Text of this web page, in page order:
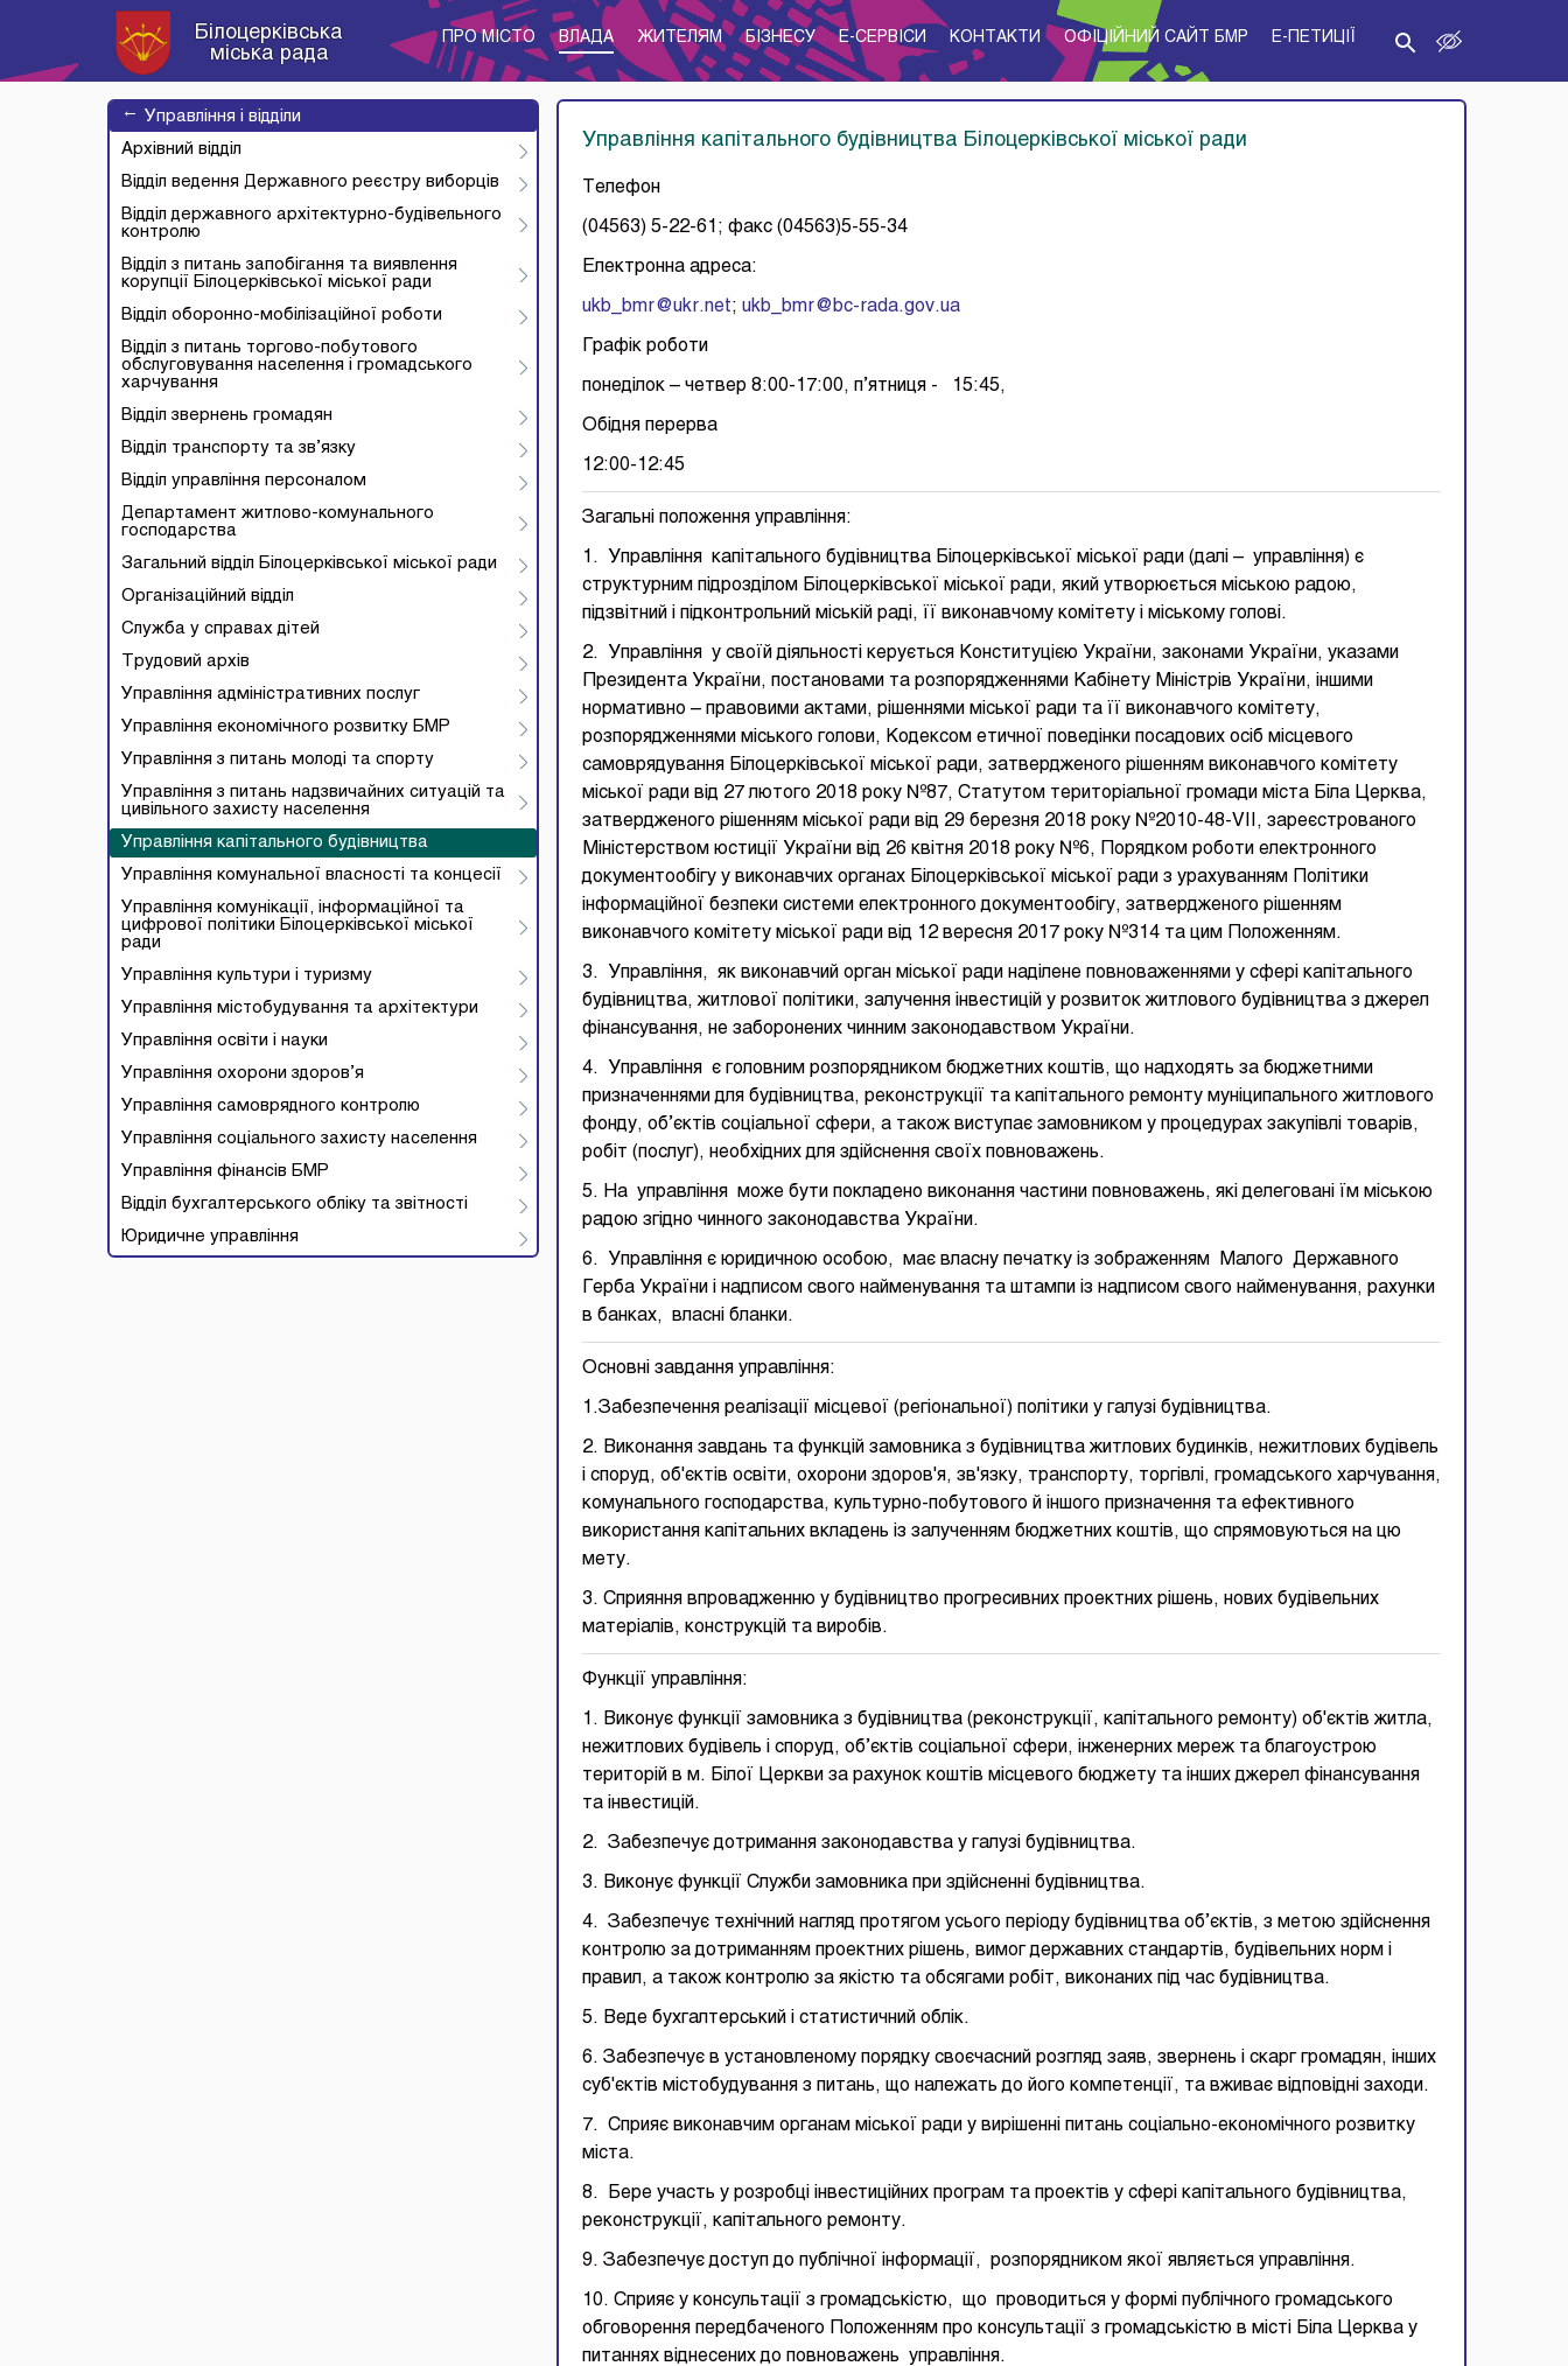
Білоцерківська
міська рада
ПРО МІСТО ВЛАДА ЖИТЕЛЯМ БІЗНЕСУ E-CЕРВІСИ КОНТАКТИ ОФІЦІЙНИЙ САЙТ БМР E-ПЕТИЦІЇ
→
Управління і відділи
Архівний відділ
Відділ ведення Державного реєстру виборців
Відділ державного архітектурно-будівельного
контролю
Відділ з питань запобігання та виявлення
корупції Білоцерківської міської ради
Відділ оборонно-мобілізаційної роботи
Відділ з питань торгово-побутового
обслуговування населення і громадського
харчування
Відділ звернень громадян
Відділ транспорту та зв’язку
Відділ управління персоналом
Департамент житлово-комунального
господарства
Загальний відділ Білоцерківської міської ради
Організаційний відділ
Служба у справах дітей
Трудовий архів
Управління адміністративних послуг
Управління економічного розвитку БМР
Управління з питань молоді та спорту
Управління з питань надзвичайних ситуацій та
цивільного захисту населення
Управління капітального будівництва
Управління комунальної власності та концесії
Управління комунікації, інформаційної та
цифрової політики Білоцерківської міської
ради
Управління культури і туризму
Управління містобудування та архітектури
Управління освіти і науки
Управління охорони здоров’я
Управління самоврядного контролю
Управління соціального захисту населення
Управління фінансів БМР
Відділ бухгалтерського обліку та звітності
Юридичне управління
Управління капітального будівництва Білоцерківської міської ради
Телефон
(04563) 5-22-61; факс (04563)5-55-34
Електронна адреса:
ukb_bmr@ukr.net; ukb_bmr@bc-rada.gov.ua
Графік роботи
понеділок – четвер 8:00-17:00, п’ятниця - 15:45,
Обідня перерва
12:00-12:45
Загальні положення управління:
1. Управління капітального будівництва Білоцерківської міської ради (далі – управління) є
структурним підрозділом Білоцерківської міської ради, який утворюється міською радою,
підзвітний і підконтрольний міській раді, її виконавчому комітету і міському голові.
2. Управління у своїй діяльності керується Конституцією України, законами України, указами
Президента України, постановами та розпорядженнями Кабінету Міністрів України, іншими
нормативно – правовими актами, рішеннями міської ради та її виконавчого комітету,
розпорядженнями міського голови, Кодексом етичної поведінки посадових осіб місцевого
самоврядування Білоцерківської міської ради, затвердженого рішенням виконавчого комітету
міської ради від 27 лютого 2018 року №87, Статутом територіальної громади міста Біла Церква,
затвердженого рішенням міської ради від 29 березня 2018 року №2010-48-VII, зареєстрованого
Міністерством юстиції України від 26 квітня 2018 року №6, Порядком роботи електронного
документообігу у виконавчих органах Білоцерківської міської ради з урахуванням Політики
інформаційної безпеки системи електронного документообігу, затвердженого рішенням
виконавчого комітету міської ради від 12 вересня 2017 року №314 та цим Положенням.
3. Управління, як виконавчий орган міської ради наділене повноваженнями у сфері капітального
будівництва, житлової політики, залучення інвестицій у розвиток житлового будівництва з джерел
фінансування, не заборонених чинним законодавством України.
4. Управління є головним розпорядником бюджетних коштів, що надходять за бюджетними
призначеннями для будівництва, реконструкції та капітального ремонту муніципального житлового
фонду, об’єктів соціальної сфери, а також виступає замовником у процедурах закупівлі товарів,
робіт (послуг), необхідних для здійснення своїх повноважень.
5. На управління може бути покладено виконання частини повноважень, які делеговані їм міською
радою згідно чинного законодавства України.
6. Управління є юридичною особою, має власну печатку із зображенням Малого Державного
Герба України і надписом свого найменування та штампи із надписом свого найменування, рахунки
в банках, власні бланки.
Основні завдання управління:
1.Забезпечення реалізації місцевої (регіональної) політики у галузі будівництва.
2. Виконання завдань та функцій замовника з будівництва житлових будинків, нежитлових будівель
і споруд, об'єктів освіти, охорони здоров'я, зв'язку, транспорту, торгівлі, громадського харчування,
комунального господарства, культурно-побутового й іншого призначення та ефективного
використання капітальних вкладень із залученням бюджетних коштів, що спрямовуються на цю
мету.
3. Сприяння впровадженню у будівництво прогресивних проектних рішень, нових будівельних
матеріалів, конструкцій та виробів.
Функції управління:
1. Виконує функції замовника з будівництва (реконструкції, капітального ремонту) об'єктів житла,
нежитлових будівель і споруд, об’єктів соціальної сфери, інженерних мереж та благоустрою
територій в м. Білої Церкви за рахунок коштів місцевого бюджету та інших джерел фінансування
та інвестицій.
2. Забезпечує дотримання законодавства у галузі будівництва.
3. Виконує функції Служби замовника при здійсненні будівництва.
4. Забезпечує технічний нагляд протягом усього періоду будівництва об’єктів, з метою здійснення
контролю за дотриманням проектних рішень, вимог державних стандартів, будівельних норм і
правил, а також контролю за якістю та обсягами робіт, виконаних під час будівництва.
5. Веде бухгалтерський і статистичний облік.
6. Забезпечує в установленому порядку своєчасний розгляд заяв, звернень і скарг громадян, інших
суб'єктів містобудування з питань, що належать до його компетенції, та вживає відповідні заходи.
7. Сприяє виконавчим органам міської ради у вирішенні питань соціально-економічного розвитку
міста.
8. Бере участь у розробці інвестиційних програм та проектів у сфері капітального будівництва,
реконструкції, капітального ремонту.
9. Забезпечує доступ до публічної інформації, розпорядником якої являється управління.
10. Сприяє у консультації з громадськістю, що проводиться у формі публічного громадського
обговорення передбаченого Положенням про консультації з громадськістю в місті Біла Церква у
питаннях віднесених до повноважень управління.